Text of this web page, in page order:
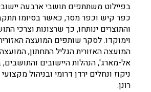
בפיילוט משתתפים תושבי ארבעה
כפר קיש וכפר מסר, כאשר בסיומו
והתוצרים ינותחו, כך שרצונות וצרכי
וימוקדו. לסקר שותפים המועצה
המועצה האזורית הגליל התחתון,
אל-מארג', הנהלות היישובים
ניקוז ונחלים ירדן דרומי ובניהול
רונן.